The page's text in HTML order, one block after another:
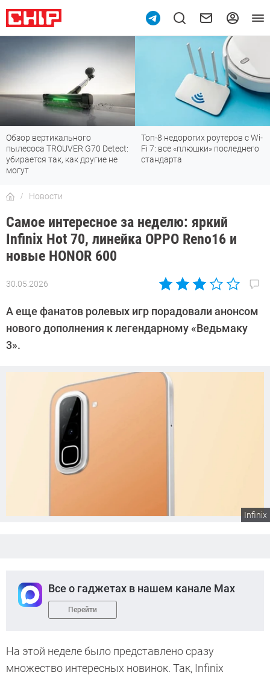
Обзор вертикального
пылесоса TROUVER G70 Detect:
убирается так, как другие не
могут
Топ-8 недорогих роутеров с Wi-
Fi 7: все «плюшки» последнего
стандарта
Новости
Самое интересное за неделю: яркий
Infinix Hot 70, линейка OPPO Reno16 и
новые HONOR 600
30.05.2026
Автор:
Калашников
А еще фанатов ролевых игр порадовали анонсом
нового дополнения к легендарному «Ведьмаку
3».
Infinix
Все о гаджетах в нашем канале Max
Перейти
На этой неделе было представлено сразу
множество интересных новинок. Так, Infinix